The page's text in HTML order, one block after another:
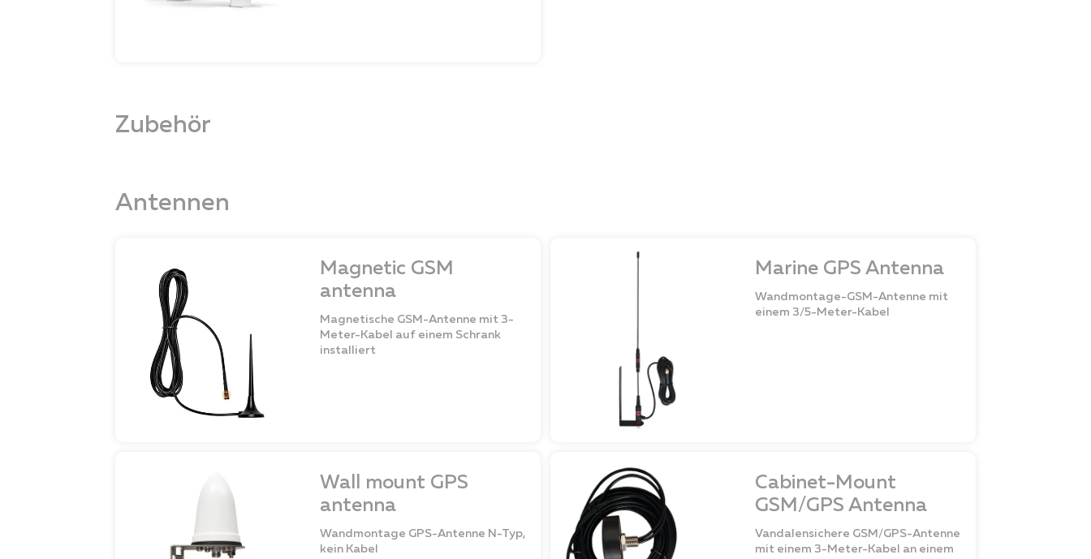
Zubehör
Antennen
Magnetic GSM
antenna
Magnetische GSM-Antenne mit 3-
Meter-Kabel auf einem Schrank
installiert
Marine GPS Antenna
Wandmontage-GSM-Antenne mit
einem 3/5-Meter-Kabel
Wall mount GPS
antenna
Wandmontage GPS-Antenne N-Typ,
kein Kabel
Cabinet-Mount
GSM/GPS Antenna
Vandalensichere GSM/GPS-Antenne
mit einem 3-Meter-Kabel an einem